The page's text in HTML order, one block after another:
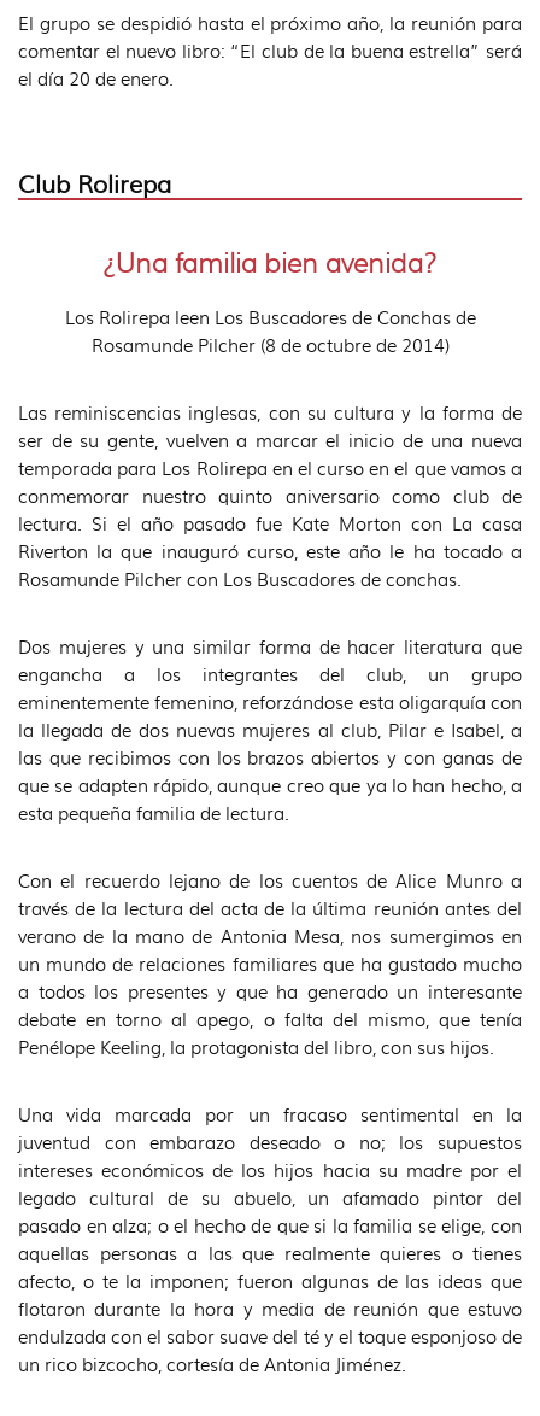
El grupo se despidió hasta el próximo año, la reunión para
comentar el nuevo libro: “El club de la buena estrella” será
el día 20 de enero.
Club Rolirepa
¿Una familia bien avenida?
Los Rolirepa leen Los Buscadores de Conchas de
Rosamunde Pilcher (8 de octubre de 2014)
Las reminiscencias inglesas, con su cultura y la forma de
ser de su gente, vuelven a marcar el inicio de una nueva
temporada para Los Rolirepa en el curso en el que vamos a
conmemorar nuestro quinto aniversario como club de
lectura. Si el año pasado fue Kate Morton con La casa
Riverton la que inauguró curso, este año le ha tocado a
Rosamunde Pilcher con Los Buscadores de conchas.
Dos mujeres y una similar forma de hacer literatura que
engancha a los integrantes del club, un grupo
eminentemente femenino, reforzándose esta oligarquía con
la llegada de dos nuevas mujeres al club, Pilar e Isabel, a
las que recibimos con los brazos abiertos y con ganas de
que se adapten rápido, aunque creo que ya lo han hecho, a
esta pequeña familia de lectura.
Con el recuerdo lejano de los cuentos de Alice Munro a
través de la lectura del acta de la última reunión antes del
verano de la mano de Antonia Mesa, nos sumergimos en
un mundo de relaciones familiares que ha gustado mucho
a todos los presentes y que ha generado un interesante
debate en torno al apego, o falta del mismo, que tenía
Penélope Keeling, la protagonista del libro, con sus hijos.
Una vida marcada por un fracaso sentimental en la
juventud con embarazo deseado o no; los supuestos
intereses económicos de los hijos hacia su madre por el
legado cultural de su abuelo, un afamado pintor del
pasado en alza; o el hecho de que si la familia se elige, con
aquellas personas a las que realmente quieres o tienes
afecto, o te la imponen; fueron algunas de las ideas que
flotaron durante la hora y media de reunión que estuvo
endulzada con el sabor suave del té y el toque esponjoso de
un rico bizcocho, cortesía de Antonia Jiménez.